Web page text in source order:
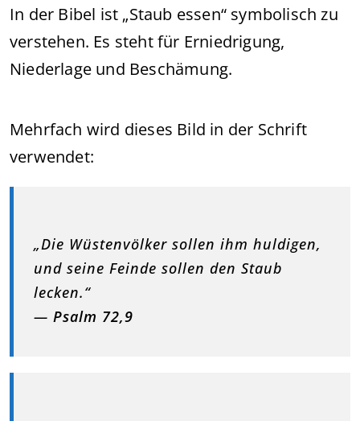
In der Bibel ist „Staub essen“ symbolisch zu
verstehen. Es steht für Erniedrigung,
Niederlage und Beschämung.
Mehrfach wird dieses Bild in der Schrift
verwendet:
„Die Wüstenvölker sollen ihm huldigen,
und seine Feinde sollen den Staub
lecken.“
— Psalm 72,9